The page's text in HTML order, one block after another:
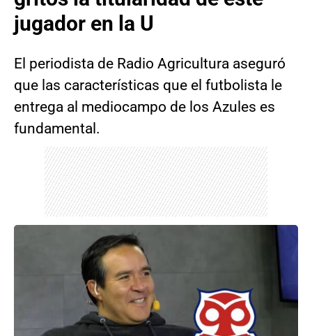
jugador en la U
El periodista de Radio Agricultura aseguró
que las características que el futbolista le
entrega al mediocampo de los Azules es
fundamental.